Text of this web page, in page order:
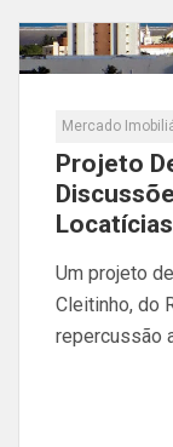
Mercado
Projeto
Locatícias
Um projeto
Cleitinho, do
repercussão